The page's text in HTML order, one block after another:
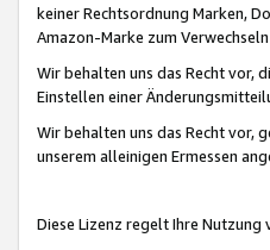
keiner Rechtsordnung Marken,
Amazon-Marke zum
Wir behalten uns das Recht vor,
Einstellen einer
Wir behalten uns das Recht vor,
unserem alleinigen Ermessen
Diese Lizenz regelt Ihre